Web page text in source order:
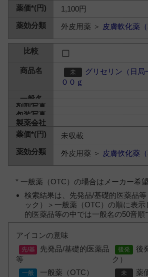
1,100円
外皮用薬 ＞ 皮膚軟化薬
グリセリン（日
００ｇ
未収載
外皮用薬 ＞ 皮膚軟化薬
* 一般薬（OTC）の場合はメーカー希
検索結果は、先発品/基礎的医薬品
ック）＞一般薬（OTC）の順に表
的医薬品等の中では一般名の50音順
アイコンの意味
先発品/基礎的医薬品
等
後
ク）
一般薬（OTC）
薬